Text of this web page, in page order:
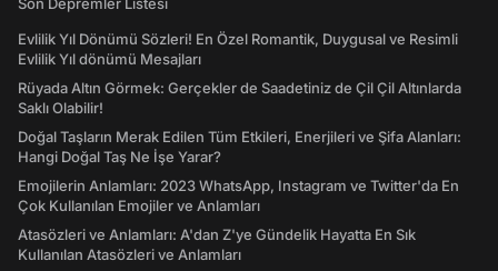
Evlilik Yıl Dönümü Sözleri! En Özel Romantik, Duygusal ve Resimli
Evlilik Yıl dönümü Mesajları
Rüyada Altın Görmek: Gerçekler de Saadetiniz de Çil Çil Altınlarda
Saklı Olabilir!
Doğal Taşların Merak Edilen Tüm Etkileri, Enerjileri ve Şifa Alanları:
Hangi Doğal Taş Ne İşe Yarar?
Emojilerin Anlamları: 2023 WhatsApp, Instagram ve Twitter'da En
Çok Kullanılan Emojiler ve Anlamları
Atasözleri ve Anlamları: A'dan Z'ye Gündelik Hayatta En Sık
Kullanılan Atasözleri ve Anlamları